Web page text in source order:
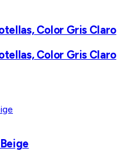
Color Gris Claro
Color Gris Claro